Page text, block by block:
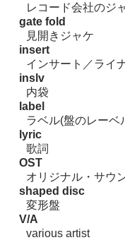
レコード会社のジ
gate fold
見開きジャケ
insert
インサート／ライ
inslv
内袋
label
ラベル(盤のレーベ
lyric
歌詞
OST
オリジナル・サウ
shaped disc
変形盤
V/A
various artist